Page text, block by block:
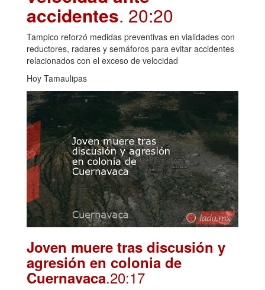
accidentes. 20:20
Tampico reforzó medidas preventivas en vialidades con
reductores, radares y semáforos para evitar accidentes
relacionados con el exceso de velocidad
Hoy Tamaulipas
Joven muere tras discusión y
agresión en colonia de
Cuernavaca.20:17